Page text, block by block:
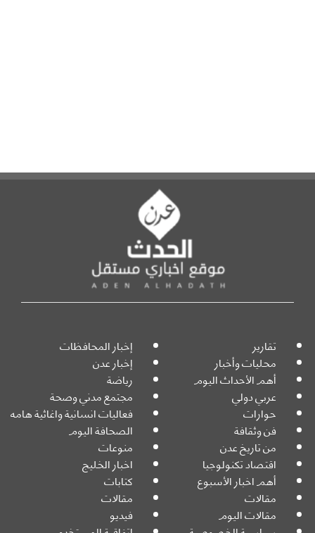
تقارير إخبار المحافظات
محليات وأخبار إخبار عدن
أهم الأحداث اليوم رياضة
عربي دولي مجتمع مدني وصحة
حوارات فعاليات انسانية واغاثية هامه
فن وثقافة الصحافة اليوم
من تاريخ عدن منوعات
اقتصاد تكنولوجيا اخبار الخليج
أهم اخبار الأسبوع كتابات
مقالات مقالات
مقالات اليوم فيديو